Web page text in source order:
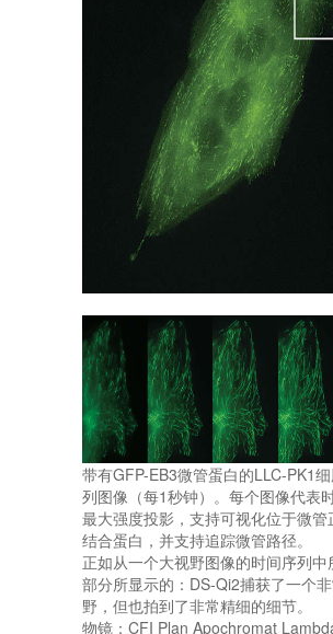
带有GFP-EB3微管蛋白的LLC-PK1
列图像（每1秒钟）。每个图像代表
最大强度投影，支持可视化位于微管
结合蛋白，并支持追踪微管路径。
正如从一个大视野图像的时间序列中
部分所显示的：DS-Qi2捕获了一个
野，但也拍到了非常精细的细节。
物镜：CFI Plan Apochromat